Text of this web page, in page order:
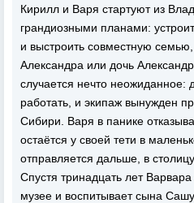
Кирилл и Варя стартуют из
грандиозными планами:
и выстроить совместную
Александра или дочь
случается нечто неожиданное:
работать, и экипаж вынужден
Сибири. Варя в панике
остаётся у своей тети в
отправляется дальше, в
Спустя тринадцать лет
музее и воспитывает сына